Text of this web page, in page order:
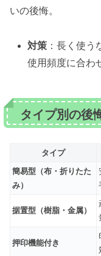
いの後悔。
対策 ：長く使う
使用頻度に合わ
タイプ別の後
タイプ
簡易型（布・折りたた
み）
据置型（樹脂・金属）
押印機能付き